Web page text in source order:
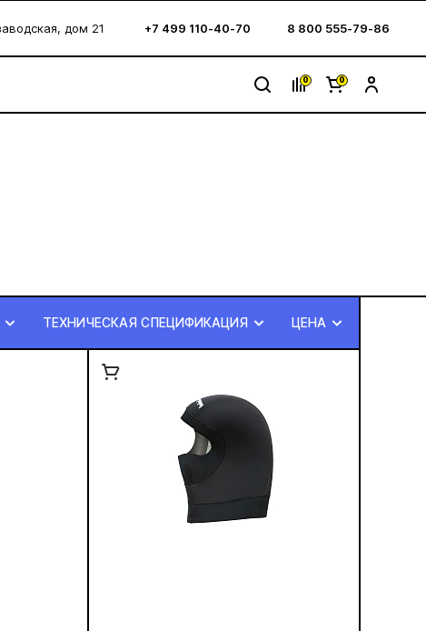
дом 21 +7 499 110-40-70 8 800 555-79-86
0 0
ТЕХНИЧЕСКАЯ СПЕЦИФИКАЦИЯ ЦЕНА